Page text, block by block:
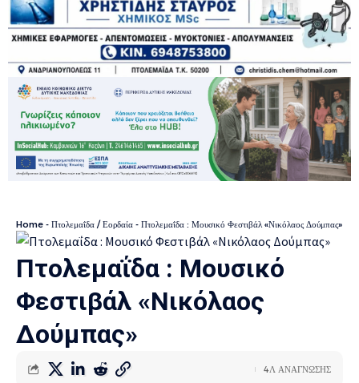
Home - Πτολεμαΐδα / Εορδαία - Πτολεμαΐδα : Μουσικό Φεστιβάλ «Νικόλαος Δούμπας»
Πτολεμαΐδα : Μουσικό
Φεστιβάλ «Νικόλαος
Δούμπας»
4Λ ΑΝΑΓΝΩΣΗΣ